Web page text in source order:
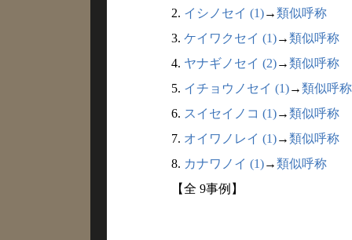
2. イシノセイ (1)→類似呼称
3. ケイワクセイ (1)→類似呼称
4. ヤナギノセイ (2)→類似呼称
5. イチョウノセイ (1)→類似呼称
6. スイセイノコ (1)→類似呼称
7. オイワノレイ (1)→類似呼称
8. カナワノイ (1)→類似呼称
【全 9事例】